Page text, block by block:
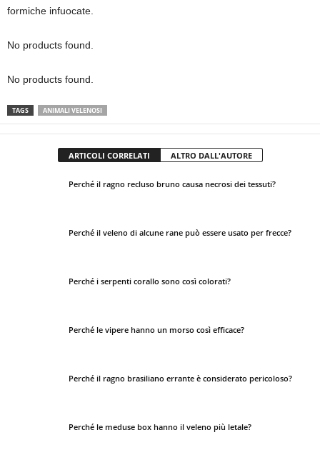
formiche infuocate.
No products found.
No products found.
TAGS ANIMALI VELENOSI
ARTICOLI CORRELATI ALTRO DALL'AUTORE
Perché il ragno recluso bruno causa necrosi dei tessuti?
Perché il veleno di alcune rane può essere usato per frecce?
Perché i serpenti corallo sono così colorati?
Perché le vipere hanno un morso così efficace?
Perché il ragno brasiliano errante è considerato pericoloso?
Perché le meduse box hanno il veleno più letale?